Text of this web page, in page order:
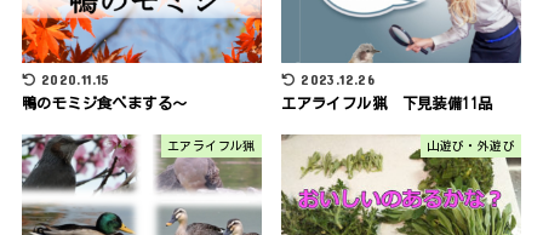
2020.11.15
鴨のモミジ食べまする～
2023.12.26
エアライフル猟 下見装備11品
エアライフル猟 山遊び・外遊び